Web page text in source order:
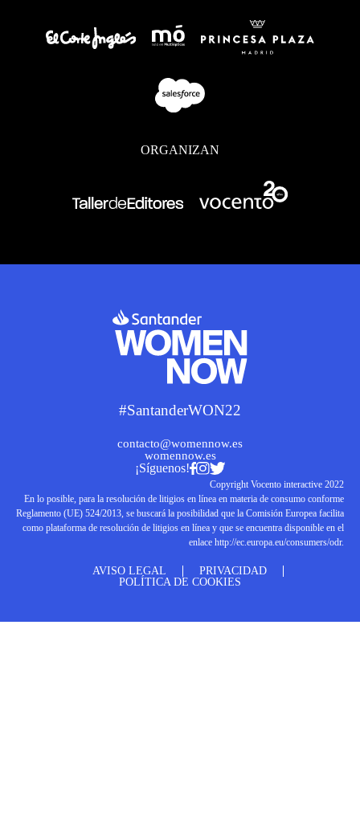
ORGANIZAN
#SantanderWON22
contacto@womennow.es
womennow.es
¡Síguenos!
Copyright Vocento interactive 2022
En lo posible, para la resolución de litigios en línea en materia de consumo conforme
Reglamento (UE) 524/2013, se buscará la posibilidad que la Comisión Europea facilita
como plataforma de resolución de litigios en línea y que se encuentra disponible en el
enlace http://ec.europa.eu/consumers/odr.
AVISO LEGAL
PRIVACIDAD
POLÍTICA DE COOKIES